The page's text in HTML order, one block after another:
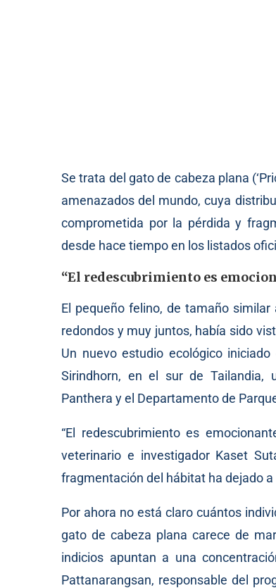
Se trata del gato de cabeza plana
amenazados del mundo, cuya
comprometida por la pérdida y
desde hace tiempo en los listados
“El redescubrimiento es
El pequeño felino, de tamaño
redondos y muy juntos, había sido
Un nuevo estudio ecológico
Sirindhorn, en el sur de Tailandia,
Panthera y el Departamento de
“El redescubrimiento es
veterinario e investigador Kaset
fragmentación del hábitat ha dejado a
Por ahora no está claro cuántos
gato de cabeza plana carece de
indicios apuntan a una
Pattanarangsan, responsable del